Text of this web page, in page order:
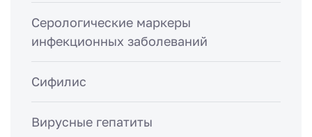
Серологические маркеры
инфекционных заболеваний
Сифилис
Вирусные гепатиты